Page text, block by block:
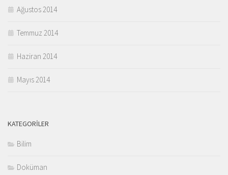
Ağustos 2014
Temmuz 2014
Haziran 2014
Mayıs 2014
KATEGORILER
Bilim
Doküman